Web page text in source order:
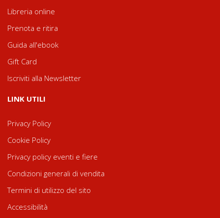
Libreria online
Prenota e ritira
Guida all'ebook
Gift Card
Iscriviti alla Newsletter
LINK UTILI
Privacy Policy
Cookie Policy
Privacy policy eventi e fiere
Condizioni generali di vendita
Termini di utilizzo del sito
Accessibilità